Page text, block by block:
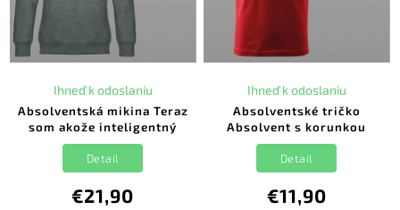
Absolventská mikina Teraz
som akože inteligentný
Ihneď k odoslaniu
€21,90
Detail
Absolventské tričko
Absolvent s korunkou
Ihneď k odoslaniu
€11,90
Detail